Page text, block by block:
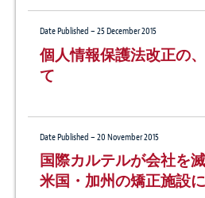
Date Published – 25 December 2015
個人情報保護法改正の
て
Date Published – 20 November 2015
国際カルテルが会社を
米国・加州の矯正施設